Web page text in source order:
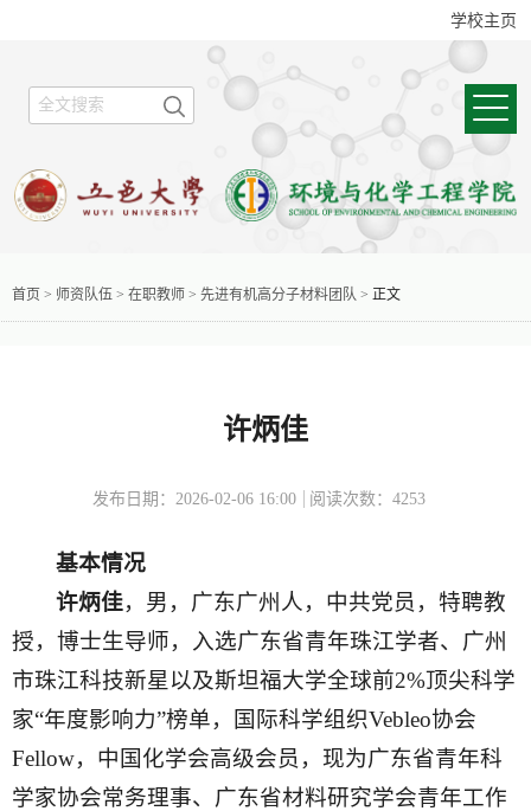
学校主页
首页 > 师资队伍 > 在职教师 > 先进有机高分子材料团队 > 正文
许炳佳
发布日期：2026-02-06 16:00 阅读次数： 4253
基本情况
许炳佳，男，广东广州人，中共党员，特聘教
授，博士生导师，入选广东省青年珠江学者、广州
市珠江科技新星以及斯坦福大学全球前2%顶尖科学
家“年度影响力”榜单，国际科学组织Vebleo协会
Fellow，中国化学会高级会员，现为广东省青年科
学家协会常务理事、广东省材料研究学会青年工作